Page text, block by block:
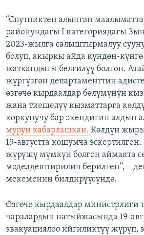
“Спутниктен алынган
районундагы I категориядагы
2023-жылга салыштырмалуу
болуп, акыркы айда күндөн-
жаткандыгы белгилүү болгон.
жүргүзгөн департаменттин
өзгөчө кырдаалдар бөлүмүнүн
жана тиешелүү кызматтарга
коркунучу бар экендигин алдын
мурун кабарлашкан. Көлдүн
19-августта кошумча
жүрүшү мүмкүн болгон аймакта
моделдештирилип берилген”, –
мекеменин билдирүүсүндө.
Өзгөчө кырдаалдар министрлиги
чаралардын натыйжасында 19-
эвакуациялоо ийгиликтүү